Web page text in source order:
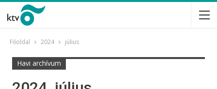
Főoldal 2024 július
Havi archívum